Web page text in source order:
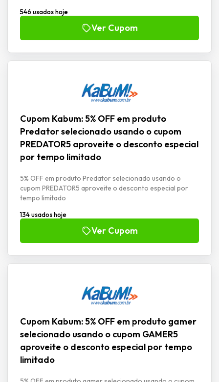
546 usados hoje
Ver Cupom
Cupom Kabum: 5% OFF em produto
Predator selecionado usando o cupom
PREDATOR5 aproveite o desconto especial
por tempo limitado
5% OFF em produto Predator selecionado usando o
cupom PREDATOR5 aproveite o desconto especial por
tempo limitado
134 usados hoje
Ver Cupom
Cupom Kabum: 5% OFF em produto gamer
selecionado usando o cupom GAMER5
aproveite o desconto especial por tempo
limitado